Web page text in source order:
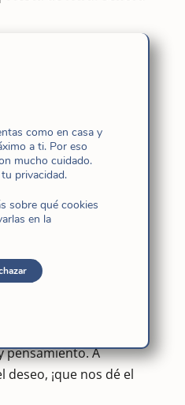
en la
que supone este
una de nosotras! Una
camino que
a continuar, con todo,
tantos lugares
los que han sido
pensamiento. A
¡que nos dé el
como en casa y
a ti. Por eso
mucho cuidado.
privacidad.
sobre qué cookies
en la